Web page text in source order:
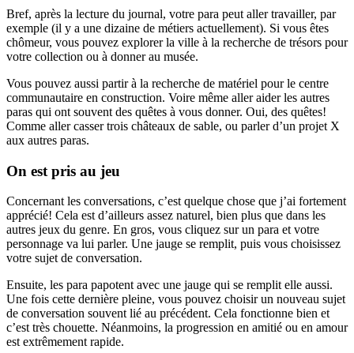
Bref, après la lecture du journal, votre para peut aller travailler, par
exemple (il y a une dizaine de métiers actuellement). Si vous êtes
chômeur, vous pouvez explorer la ville à la recherche de trésors pour
votre collection ou à donner au musée.
Vous pouvez aussi partir à la recherche de matériel pour le centre
communautaire en construction. Voire même aller aider les autres
paras qui ont souvent des quêtes à vous donner. Oui, des quêtes!
Comme aller casser trois châteaux de sable, ou parler d’un projet X
aux autres paras.
On est pris au jeu
Concernant les conversations, c’est quelque chose que j’ai fortement
apprécié! Cela est d’ailleurs assez naturel, bien plus que dans les
autres jeux du genre. En gros, vous cliquez sur un para et votre
personnage va lui parler. Une jauge se remplit, puis vous choisissez
votre sujet de conversation.
Ensuite, les para papotent avec une jauge qui se remplit elle aussi.
Une fois cette dernière pleine, vous pouvez choisir un nouveau sujet
de conversation souvent lié au précédent. Cela fonctionne bien et
c’est très chouette. Néanmoins, la progression en amitié ou en amour
est extrêmement rapide.